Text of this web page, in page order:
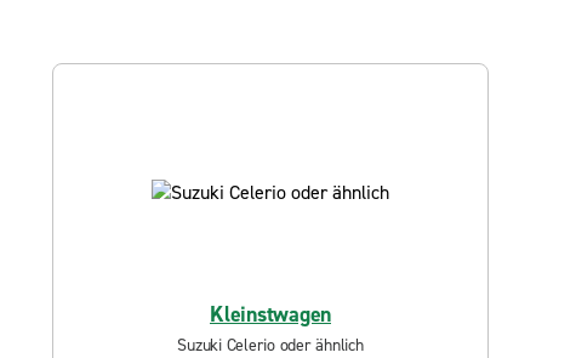
Kleinstwagen
Suzuki Celerio oder ähnlich